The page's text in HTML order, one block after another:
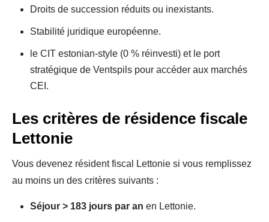
Droits de succession réduits ou inexistants.
Stabilité juridique européenne.
le CIT estonian-style (0 % réinvesti) et le port
stratégique de Ventspils pour accéder aux marchés
CEI.
Les critères de résidence fiscale
Lettonie
Vous devenez résident fiscal Lettonie si vous remplissez
au moins un des critères suivants :
Séjour > 183 jours par an en Lettonie.